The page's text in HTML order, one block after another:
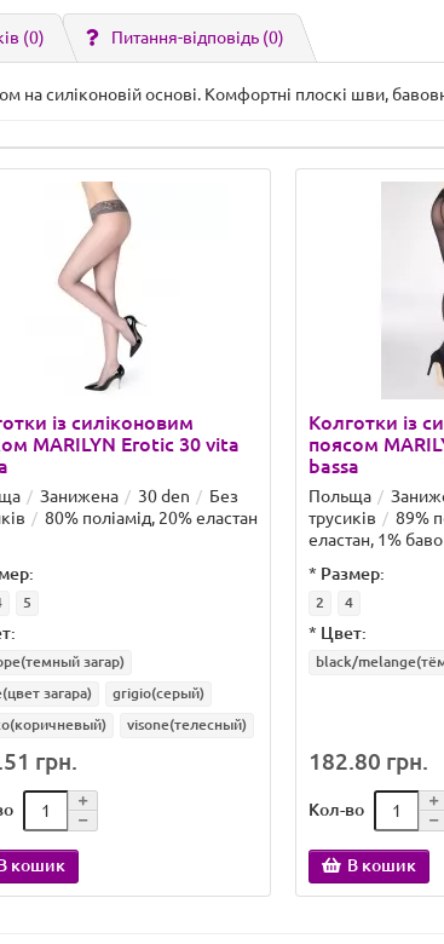
(0) Питання-відповідь (0)
на силіконовій основі. Комфортні плоскі шви,
із силіконовим
MARILYN Erotic 30 vita
Занижена 30 den
Без
80% поліамід, 20% еластан
5
загар)
загара)
grigio(серый)
visone(телесный)
грн.
кошик
Колготки із
поясом
bassa
Польща
трусиків
89%
еластан, 1%
* Размер:
2 4
* Цвет:
black/
182.80 грн.
Кол-во
В кошик